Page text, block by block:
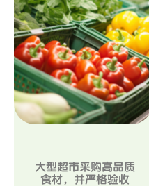
大型超市采购高品质
食材，并严格验收